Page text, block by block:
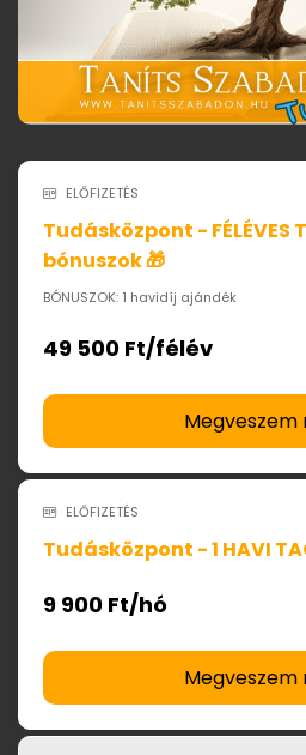
ELŐFIZETÉS
Tudásközpont - FÉLÉVES
bónuszok 🎁
BÓNUSZOK: 1 havidíj ajándék
49 500 Ft/félév
Megveszem
ELŐFIZETÉS
Tudásközpont - 1 HAVI
9 900 Ft/hó
Megveszem